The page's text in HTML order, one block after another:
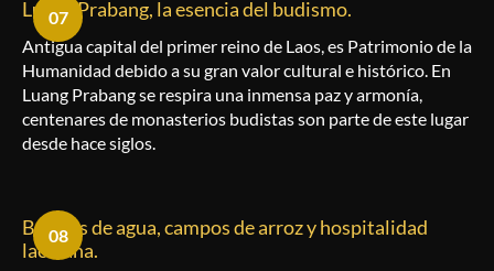
Luang Prabang, la esencia del budismo.
07
Antigua capital del primer reino de Laos, es Patrimonio de la
Humanidad debido a su gran valor cultural e histórico. En
Luang Prabang se respira una inmensa paz y armonía,
centenares de monasterios budistas son parte de este lugar
desde hace siglos.
Búfalos de agua, campos de arroz y hospitalidad
laosiana.
08